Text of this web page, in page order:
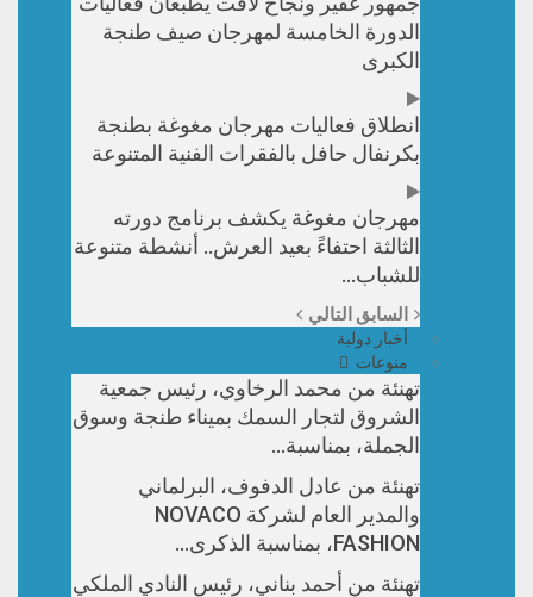
الدورة الخامسة لمهرجان صيف طنجة
الكبرى
انطلاق فعاليات مهرجان مغوغة بطنجة
بكرنفال حافل بالفقرات الفنية المتنوعة
مهرجان مغوغة يكشف برنامج دورته
الثالثة احتفاءً بعيد العرش.. أنشطة متنوعة
للشباب…
السابق التالي
أخبار دولية
منوعات
تهنئة من محمد الرخاوي، رئيس جمعية
الشروق لتجار السمك بميناء طنجة وسوق
الجملة، بمناسبة…
تهنئة من عادل الدفوف، البرلماني
والمدير العام لشركة NOVACO
FASHION، بمناسبة الذكرى…
تهنئة من أحمد بناني، رئيس النادي الملكي